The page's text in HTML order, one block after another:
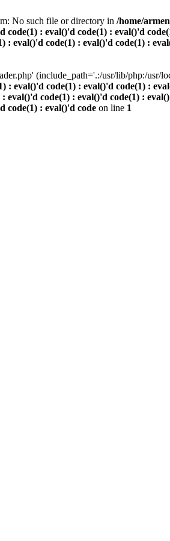
No such file or directory in /home/
: eval()'d code(1) : eval()'d
eval()'d code(1) : eval()'d code(1) :
(include_path='.:/usr/lib/php:/usr/
eval()'d code(1) : eval()'d code(1) :
code(1) : eval()'d code(1) :
code(1) : eval()'d code on line 1